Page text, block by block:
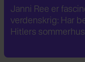
Janni Ree er
verdenskrig: Har
Hitlers sommerhus